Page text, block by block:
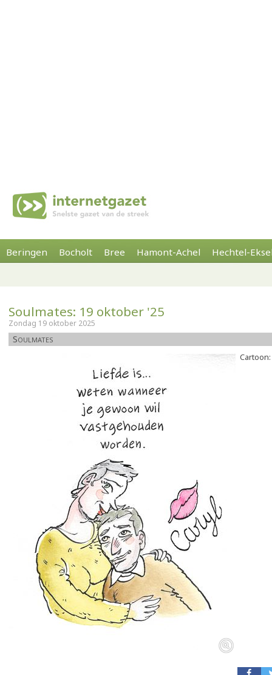
Beringen Bocholt Bree Hamont-Achel Hechtel-
Soulmates: 19 oktober '25
Zondag 19 oktober 2025
Soulmates